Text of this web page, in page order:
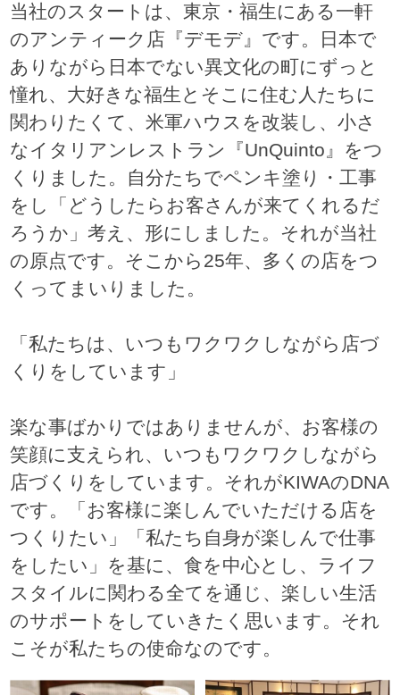
当社のスタートは、東京・福生にある一軒
のアンティーク店『デモデ』です。日本で
ありながら日本でない異文化の町にずっと
憧れ、大好きな福生とそこに住む人たちに
関わりたくて、米軍ハウスを改装し、小さ
なイタリアンレストラン『UnQuinto』をつ
くりました。自分たちでペンキ塗り・工事
をし「どうしたらお客さんが来てくれるだ
ろうか」考え、形にしました。それが当社
の原点です。そこから25年、多くの店をつ
くってまいりました。
「私たちは、いつもワクワクしながら店づ
くりをしています」
楽な事ばかりではありませんが、お客様の
笑顔に支えられ、いつもワクワクしながら
店づくりをしています。それがKIWAのDNA
です。「お客様に楽しんでいただける店を
つくりたい」「私たち自身が楽しんで仕事
をしたい」を基に、食を中心とし、ライフ
スタイルに関わる全てを通じ、楽しい生活
のサポートをしていきたく思います。それ
こそが私たちの使命なのです。